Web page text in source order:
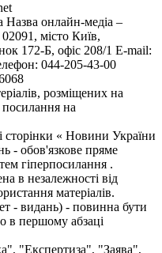
Назва онлайн-медіа –
місто Київ,
172-Б, офіс 208/1 E-mail:
044-205-43-00
розміщених на
посилання на
сторінки « Новини України
- обов'язкове пряме
гіперпосилання .
в незалежності від
матеріалів.
- видань) - повинна бути
в першому абзаці
"Експертиза", "Заява",